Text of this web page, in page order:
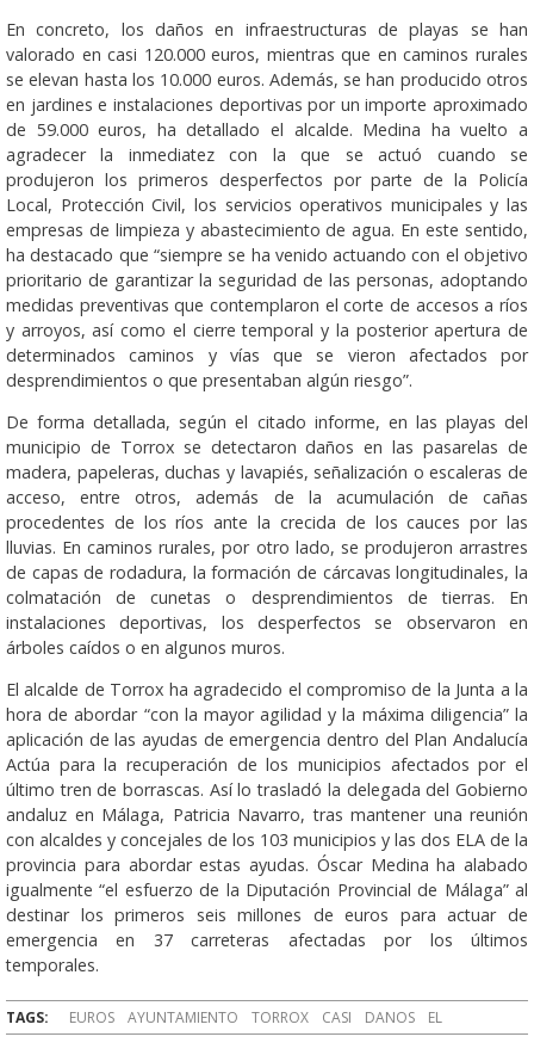
En concreto, los daños en infraestructuras de playas se han
valorado en casi 120.000 euros, mientras que en caminos rurales
se elevan hasta los 10.000 euros. Además, se han producido otros
en jardines e instalaciones deportivas por un importe aproximado
de 59.000 euros, ha detallado el alcalde. Medina ha vuelto a
agradecer la inmediatez con la que se actuó cuando se
produjeron los primeros desperfectos por parte de la Policía
Local, Protección Civil, los servicios operativos municipales y las
empresas de limpieza y abastecimiento de agua. En este sentido,
ha destacado que “siempre se ha venido actuando con el objetivo
prioritario de garantizar la seguridad de las personas, adoptando
medidas preventivas que contemplaron el corte de accesos a ríos
y arroyos, así como el cierre temporal y la posterior apertura de
determinados caminos y vías que se vieron afectados por
desprendimientos o que presentaban algún riesgo”.
De forma detallada, según el citado informe, en las playas del
municipio de Torrox se detectaron daños en las pasarelas de
madera, papeleras, duchas y lavapiés, señalización o escaleras de
acceso, entre otros, además de la acumulación de cañas
procedentes de los ríos ante la crecida de los cauces por las
lluvias. En caminos rurales, por otro lado, se produjeron arrastres
de capas de rodadura, la formación de cárcavas longitudinales, la
colmatación de cunetas o desprendimientos de tierras. En
instalaciones deportivas, los desperfectos se observaron en
árboles caídos o en algunos muros.
El alcalde de Torrox ha agradecido el compromiso de la Junta a la
hora de abordar “con la mayor agilidad y la máxima diligencia” la
aplicación de las ayudas de emergencia dentro del Plan Andalucía
Actúa para la recuperación de los municipios afectados por el
último tren de borrascas. Así lo trasladó la delegada del Gobierno
andaluz en Málaga, Patricia Navarro, tras mantener una reunión
con alcaldes y concejales de los 103 municipios y las dos ELA de la
provincia para abordar estas ayudas. Óscar Medina ha alabado
igualmente “el esfuerzo de la Diputación Provincial de Málaga” al
destinar los primeros seis millones de euros para actuar de
emergencia en 37 carreteras afectadas por los últimos
temporales.
TAGS: EUROS AYUNTAMIENTO TORROX CASI DANOS EL